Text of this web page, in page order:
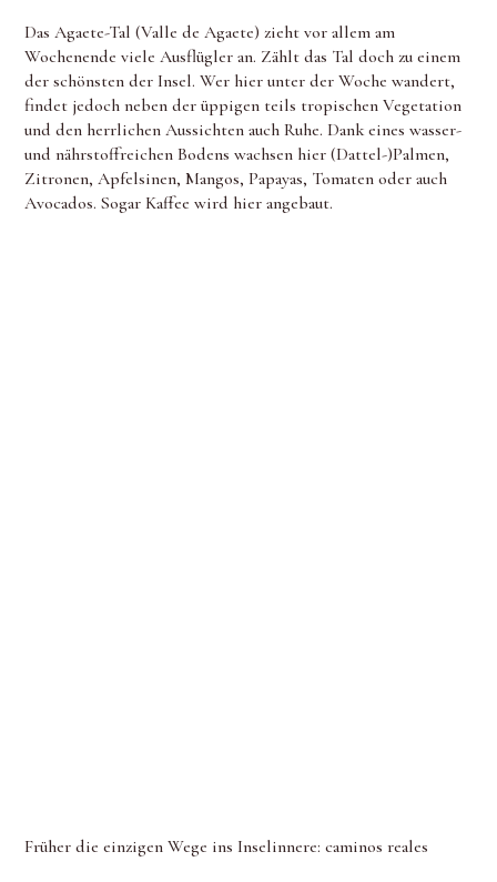
Das Agaete-Tal (Valle de Agaete) zieht vor allem am
Wochenende viele Ausflügler an. Zählt das Tal doch zu einem
der schönsten der Insel. Wer hier unter der Woche wandert,
findet jedoch neben der üppigen teils tropischen Vegetation
und den herrlichen Aussichten auch Ruhe. Dank eines wasser-
und nährstoffreichen Bodens wachsen hier (Dattel-)Palmen,
Zitronen, Apfelsinen, Mangos, Papayas, Tomaten oder auch
Avocados. Sogar Kaffee wird hier angebaut.
Früher die einzigen Wege ins Inselinnere: caminos reales